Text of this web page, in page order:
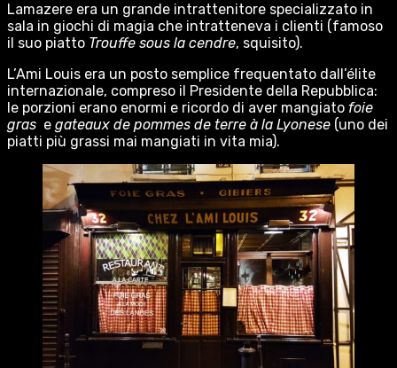
Lamazere era un grande intrattenitore specializzato in
sala in giochi di magia che intratteneva i clienti (famoso
il suo piatto Trouffe sous la cendre, squisito).
L’Ami Louis era un posto semplice frequentato dall’élite
internazionale, compreso il Presidente della Repubblica:
le porzioni erano enormi e ricordo di aver mangiato foie
gras e gateaux de pommes de terre à la Lyonese (uno dei
piatti più grassi mai mangiati in vita mia).